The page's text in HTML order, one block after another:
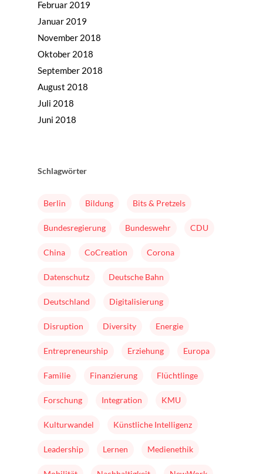
Februar 2019
Januar 2019
November 2018
Oktober 2018
September 2018
August 2018
Juli 2018
Juni 2018
Schlagwörter
Berlin Bildung Bits & Pretzels
Bundesregierung Bundeswehr CDU
China CoCreation Corona
Datenschutz Deutsche Bahn
Deutschland Digitalisierung
Disruption Diversity Energie
Entrepreneurship Erziehung Europa
Familie Finanzierung Flüchtlinge
Forschung Integration KMU
Kulturwandel Künstliche Intelligenz
Leadership Lernen Medienethik
Changeriders
Formate
Nominieren
Team
Buch